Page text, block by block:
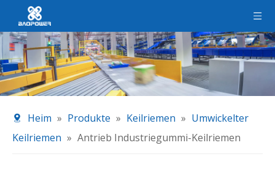
Heim » Produkte » Keilriemen » Umwickelter
Keilriemen » Antrieb Industriegummi-Keilriemen